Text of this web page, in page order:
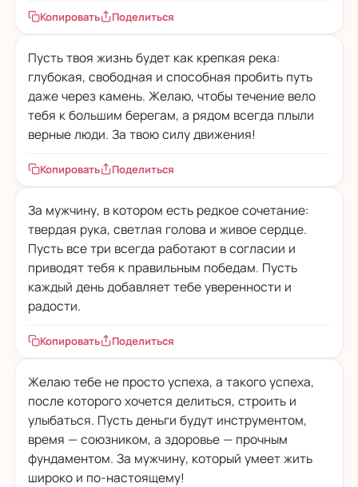
Копировать Поделиться
Пусть твоя жизнь будет как крепкая река:
глубокая, свободная и способная пробить путь
даже через камень. Желаю, чтобы течение вело
тебя к большим берегам, а рядом всегда плыли
верные люди. За твою силу движения!
Копировать Поделиться
За мужчину, в котором есть редкое сочетание:
твердая рука, светлая голова и живое сердце.
Пусть все три всегда работают в согласии и
приводят тебя к правильным победам. Пусть
каждый день добавляет тебе уверенности и
радости.
Копировать Поделиться
Желаю тебе не просто успеха, а такого успеха,
после которого хочется делиться, строить и
улыбаться. Пусть деньги будут инструментом,
время — союзником, а здоровье — прочным
фундаментом. За мужчину, который умеет жить
широко и по-настоящему!